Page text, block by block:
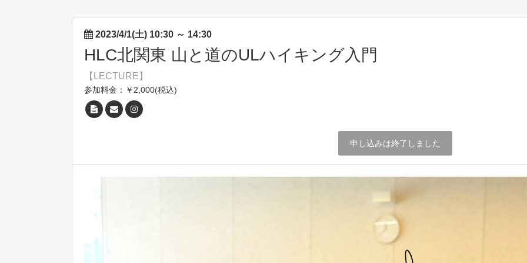
2023/4/1(土) 10:30 ～ 14:30
HLC北関東 山と道のULハイキング入門
【LECTURE】
参加料金：￥2,000(税込)
申し込みは終了しました